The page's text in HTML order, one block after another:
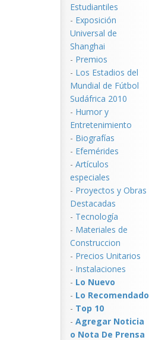
Estudiantiles
- Exposición
Universal de
Shanghai
- Premios
- Los Estadios del
Mundial de Fútbol
Sudáfrica 2010
- Humor y
Entretenimiento
- Biografías
- Efemérides
- Artículos
especiales
- Proyectos y Obras
Destacadas
- Tecnología
- Materiales de
Construccion
- Precios Unitarios
- Instalaciones
- Lo Nuevo
- Lo Recomendado
- Top 10
- Agregar Noticia
o Nota De Prensa